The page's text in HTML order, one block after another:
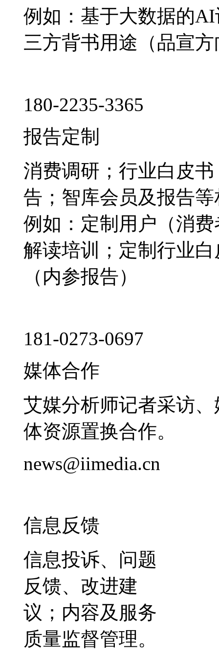
例如：基于大数据的
三方背书用途（品宣
180-2235-3365
报告定制
消费调研；行业白皮
告；智库会员及报告
例如：定制用户（消
解读培训；定制行业
（内参报告）
181-0273-0697
媒体合作
艾媒分析师记者采访
体资源置换合作。
news@iimedia.cn
信息反馈
信息投诉、问题
反馈、改进建
议；内容及服务
质量监督管理。